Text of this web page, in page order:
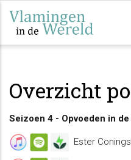
Overslaan
naar
gaan
Overzicht
Seizoen 4 - Opvoeden in
Ester